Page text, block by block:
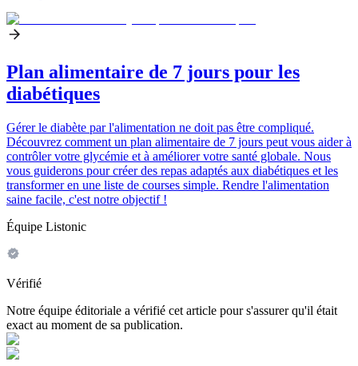
Plan alimentaire de 7 jours pour les
diabétiques
Gérer le diabète par l'alimentation ne doit pas être compliqué.
Découvrez comment un plan alimentaire de 7 jours peut vous aider à
contrôler votre glycémie et à améliorer votre santé globale. Nous
vous guiderons pour créer des repas adaptés aux diabétiques et les
transformer en une liste de courses simple. Rendre l'alimentation
saine facile, c'est notre objectif !
Équipe Listonic
Vérifié
Notre équipe éditoriale a vérifié cet article pour s'assurer qu'il était
exact au moment de sa publication.